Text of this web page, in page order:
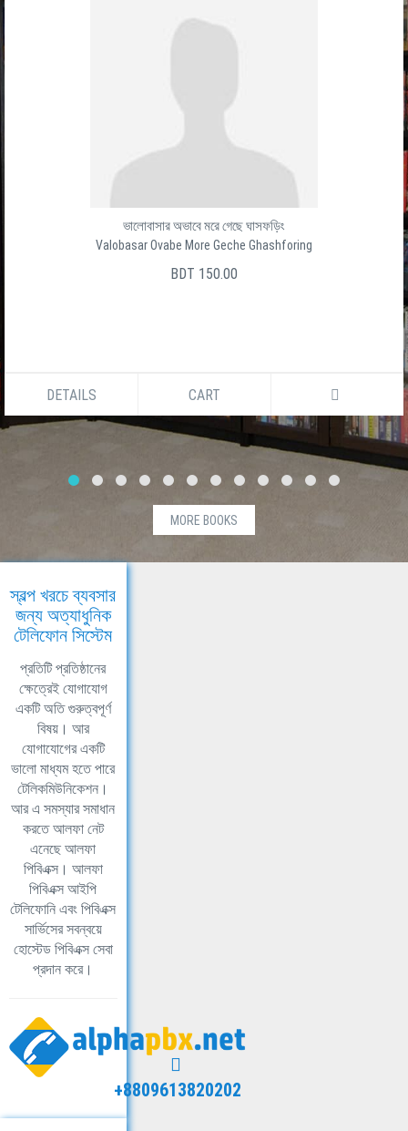
ভালোবাসার অভাবে মরে গেছে ঘাসফড়িং
Valobasar Ovabe More Geche Ghashforing
BDT 150.00
DETAILS CART
MORE BOOKS
স্বল্প খরচে ব্যবসার
জন্য অত্যাধুনিক
টেলিফোন সিস্টেম
প্রতিটি প্রতিষ্ঠানের
ক্ষেত্রেই যোগাযোগ
একটি অতি গুরুত্বপূর্ণ
বিষয়। আর
যোগাযোগের একটি
ভালো মাধ্যম হতে পারে
টেলিকমিউনিকেশন।
আর এ সমস্যার সমাধান
করতে আলফা নেট
এনেছে আলফা
পিবিএক্স। আলফা
পিবিএক্স আইপি
টেলিফোনি এবং পিবিএক্স
সার্ভিসের সবন্বয়ে
হোস্টেড পিবিএক্স সেবা
প্রদান করে।
+8809613820202